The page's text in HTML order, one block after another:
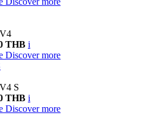
THB i
Discover more
S
THB i
Discover more